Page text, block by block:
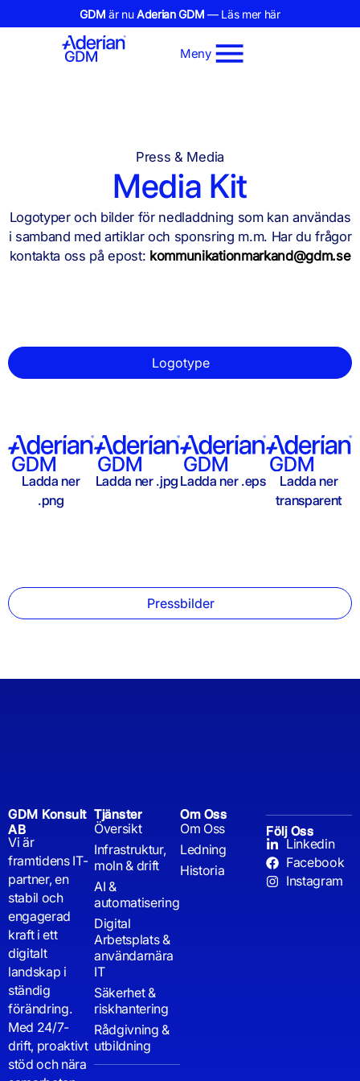
GDM är nuAderian GDM — Läs mer här
Meny
Press & Media
Media Kit
Logotyper och bilder för nedladdning som kan användas
i samband med artiklar och sponsring m.m. Har du frågor
kontakta oss på epost: kommunikationmarkand@gdm.se
Logotype
Pressbilder
Ladda ner
.png
Ladda ner .jpg Ladda ner .eps
Ladda ner
transparent
GDM Konsult
AB
Vi är
framtidens IT-
partner, en
stabil och
engagerad
kraft i ett
digitalt
landskap i
ständig
förändring.
Med 24/7-
drift, proaktivt
stöd och nära
Tjänster
Översikt
Infrastruktur,
moln & drift
AI &
automatisering
Digital
Arbetsplats &
användarnära
IT
Säkerhet &
riskhantering
Rådgivning &
utbildning
Om Oss
Om Oss
Ledning
Historia
Följ Oss
Linkedin
Facebook
Instagram